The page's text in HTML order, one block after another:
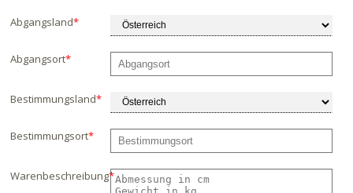
Abgangsland*
Abgangsort*
Bestimmungsland*
Bestimmungsort*
Warenbeschreibung*